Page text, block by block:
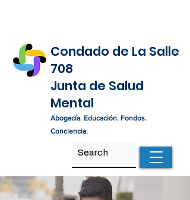
Condado de La Salle
708
Junta de Salud
Mental
Abogacía. Educación. Fondos.
Conciencia.